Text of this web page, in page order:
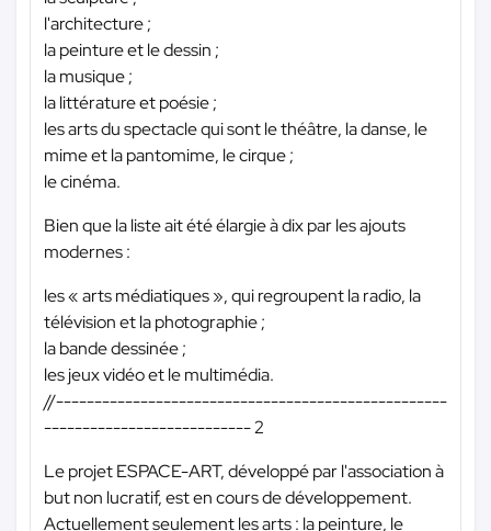
l'architecture ;
la peinture et le dessin ;
la musique ;
la littérature et poésie ;
les arts du spectacle qui sont le théâtre, la danse, le
mime et la pantomime, le cirque ;
le cinéma.
Bien que la liste ait été élargie à dix par les ajouts
modernes :
les « arts médiatiques », qui regroupent la radio, la
télévision et la photographie ;
la bande dessinée ;
les jeux vidéo et le multimédia.
//---------------------------------------------------
--------------------------- 2
Le projet ESPACE-ART, développé par l'association à
but non lucratif, est en cours de développement.
Actuellement seulement les arts : la peinture, le